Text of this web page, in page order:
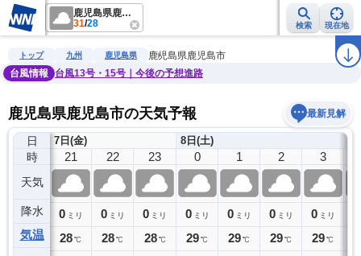
鹿児島県鹿児島市
31/28 検索 現在地
雨雲レーダー 台風情報 地震情報 警報・注意報 ラ
トップ 九州 鹿児島県
鹿児島県鹿児島市
台風情報
台風13号・15号｜今後の予想進路
鹿児島県鹿児島市の天気予報 最新見解
日
時
天気
降水
気温
7日(金)
20
0ミリ
28℃
21
0 ミリ
28℃
22
0 ミリ
28℃
23
0 ミリ
28 ℃
8日(土)
0
0 ミリ
29℃
1
0 ミリ
29℃
2
0 ミリ
29℃
3
0 ミリ
29℃